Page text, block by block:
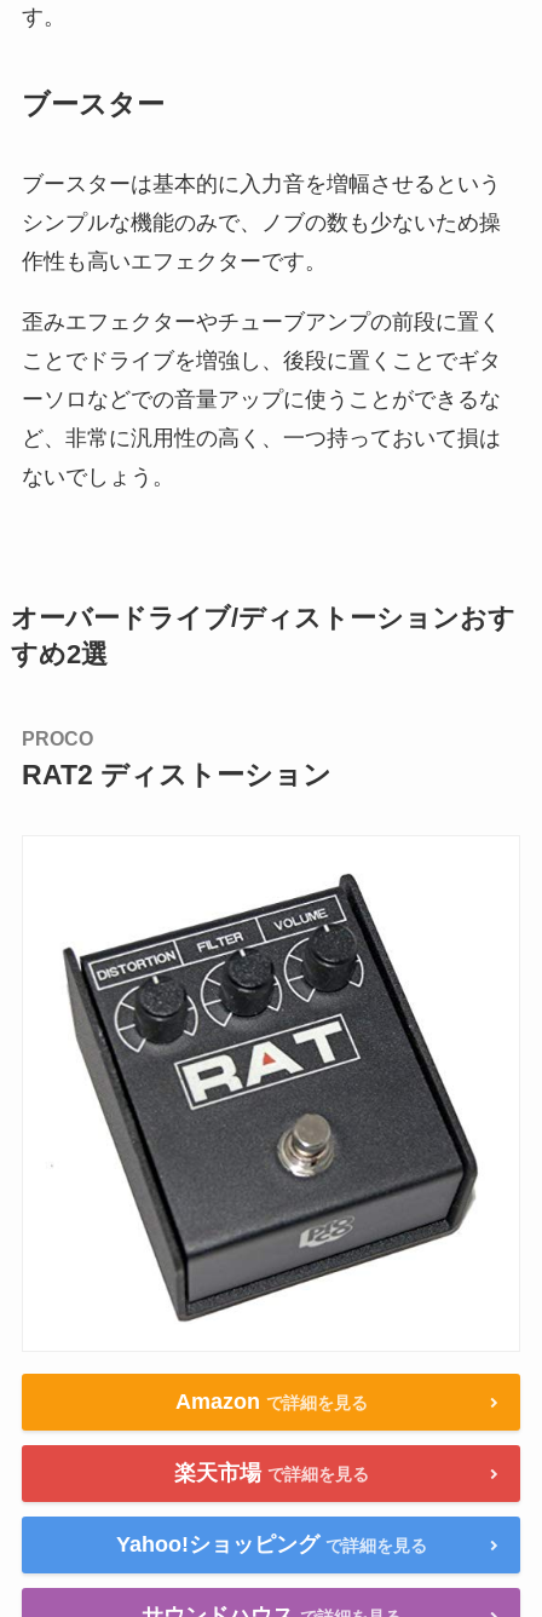
す。
ブースター
ブースターは基本的に入力音を増幅させるという
シンプルな機能のみで、ノブの数も少ないため操
作性も高いエフェクターです。
歪みエフェクターやチューブアンプの前段に置く
ことでドライブを増強し、後段に置くことでギタ
ーソロなどでの音量アップに使うことができるな
ど、非常に汎用性の高く、一つ持っておいて損は
ないでしょう。
オーバードライブ/ディストーションおす
すめ2選
PROCO
RAT2 ディストーション
Amazon で詳細を見る
楽天市場 で詳細を見る
Yahoo!ショッピング で詳細を見る